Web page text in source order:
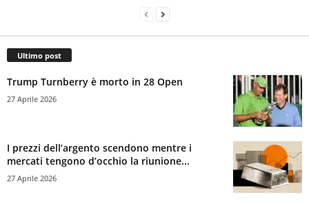
Ultimo post
Trump Turnberry è morto in 28 Open
27 Aprile 2026
I prezzi dell’argento scendono mentre i
mercati tengono d’occhio la riunione...
27 Aprile 2026